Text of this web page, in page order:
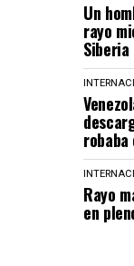
Un
rayo
Siberia
Rayo
en